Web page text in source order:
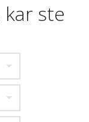
kar ste